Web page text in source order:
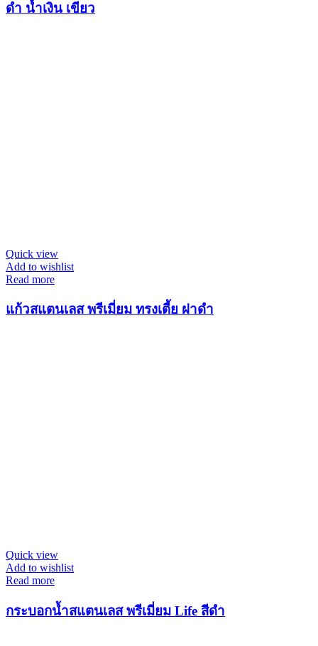
ดำ น้ำเงิน เขียว
Quick view
Add to wishlist
Read more
แก้วสแตนเลส พรีเมี่ยม ทรงเตี้ย ฝาดำ
Quick view
Add to wishlist
Read more
กระบอกน้ำสแตนเลส พรีเมี่ยม Life สีดำ